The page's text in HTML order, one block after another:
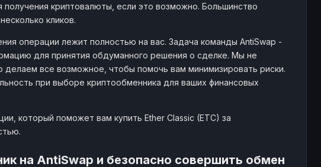
91.367985 ETC - $ 165 4595
криптовалюты, если это возможно. Большинство
кликов.
операции лежит полностью на вас. Задача команды AntiSwap -
для принятия обдуманного решения о сделке. Мы не
все возможное, чтобы помочь вам минимизировать риски.
при выборе криптообменника для ваших финансовых
который поможет вам купить Ether Classic (ETC) за
на AntiSwap и безопасно совершить обмен